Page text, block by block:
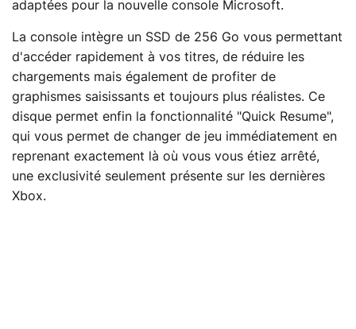
adaptées pour la nouvelle console Microsoft.
La console intègre un SSD de 256 Go vous permettant
d'accéder rapidement à vos titres, de réduire les
chargements mais également de profiter de
graphismes saisissants et toujours plus réalistes. Ce
disque permet enfin la fonctionnalité "Quick Resume",
qui vous permet de changer de jeu immédiatement en
reprenant exactement là où vous vous étiez arrêté,
une exclusivité seulement présente sur les dernières
Xbox.